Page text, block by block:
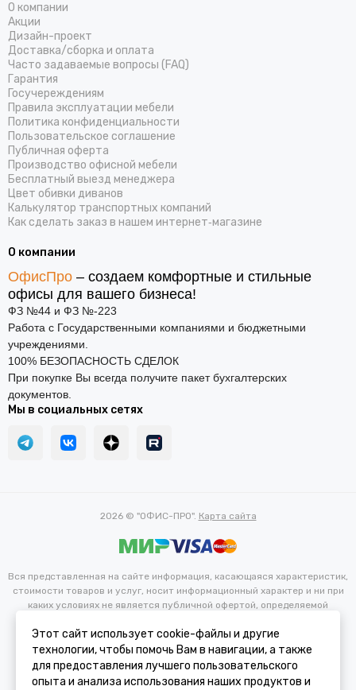
О компании
Акции
Дизайн-проект
Доставка/cборка и оплата
Часто задаваемые вопросы (FAQ)
Гарантия
Госучереждениям
Правила эксплуатации мебели
Политика конфиденциальности
Пользовательское соглашение
Публичная оферта
Производство офисной мебели
Бесплатный выезд менеджера
Цвет обивки диванов
Калькулятор транспортных компаний
Как сделать заказ в нашем интернет‑магазине
О компании
ОфисПро – создаем комфортные и стильные
офисы для вашего бизнеса!
ФЗ №44 и ФЗ №-223
Работа с Государственными компаниями и бюджетными
учреждениями.
100% БЕЗОПАСНОСТЬ СДЕЛОК
При покупке Вы всегда получите пакет бухгалтерских
документов.
Мы в социальных сетях
2026 © "ОФИС-ПРО". Карта сайта
Вся представленная на сайте информация, касающаяся характеристик,
стоимости товаров и услуг, носит информационный характер и ни при
каких условиях не является публичной офертой, определяемой
Цвета ЛДСП обивок, деревянных частей и целиковых изделий в
реальности может отличаться от изображения на сайте ввиду
особенностей цветопередачи и настроек различных электронных
устройств. Производитель оставляет за собой право вносить
Этот сайт использует cookie-файлы и другие
технологии, чтобы помочь Вам в навигации, а также
для предоставления лучшего пользовательского
опыта и анализа использования наших продуктов и